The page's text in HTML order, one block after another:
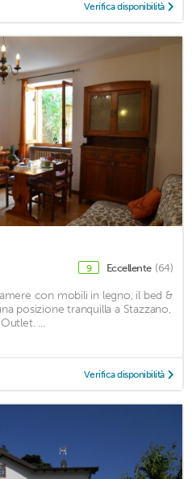
Verifica disponibilità
9 Eccellente (64)
con mobili in legno, il bed &
posizione tranquilla a Stazzano,
...
Verifica disponibilità